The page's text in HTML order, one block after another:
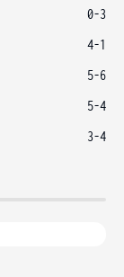
0-3
4-1
5-6
5-4
3-4